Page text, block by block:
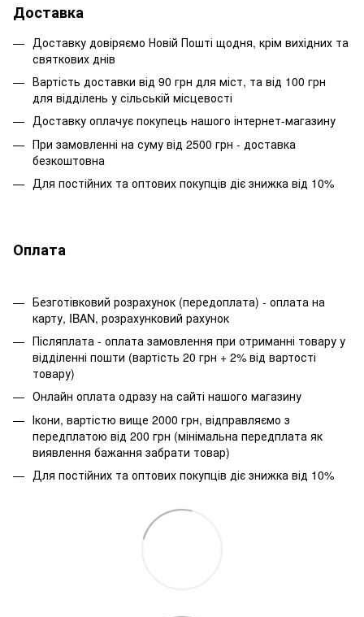
Доставка
Доставку довіряємо Новій Пошті щодня, крім вихідних та
святкових днів
Вартість доставки від 90 грн для міст, та від 100 грн
для відділень у сільській місцевості
Доставку оплачує покупець нашого інтернет-магазину
При замовленні на суму від 2500 грн - доставка
безкоштовна
Для постійних та оптових покупців діє знижка від 10%
Оплата
Безготівковий розрахунок (передоплата) - оплата на
карту, IBAN, розрахунковий рахунок
Післяплата - оплата замовлення при отриманні товару у
відділенні пошти (вартість 20 грн + 2% від вартості
товару)
Онлайн оплата одразу на сайті нашого магазину
Ікони, вартістю вище 2000 грн, відправляємо з
передплатою від 200 грн (мінімальна передплата як
виявлення бажання забрати товар)
Для постійних та оптових покупців діє знижка від 10%